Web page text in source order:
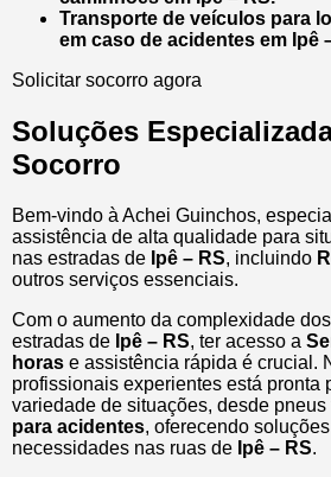
Transporte de veículos para
em caso de acidentes em Ipê
Solicitar socorro agora
Soluções
Socorro
Bem-vindo à Achei Guinchos,
assistência de alta qualidade para
nas estradas de Ipê – RS, incluindo
outros serviços essenciais.
Com o aumento da complexidade
estradas de Ipê – RS, ter acesso a
horas e assistência rápida é crucial.
profissionais experientes está pronta
variedade de situações, desde pneus
para acidentes, oferecendo
necessidades nas ruas de Ipê – RS.